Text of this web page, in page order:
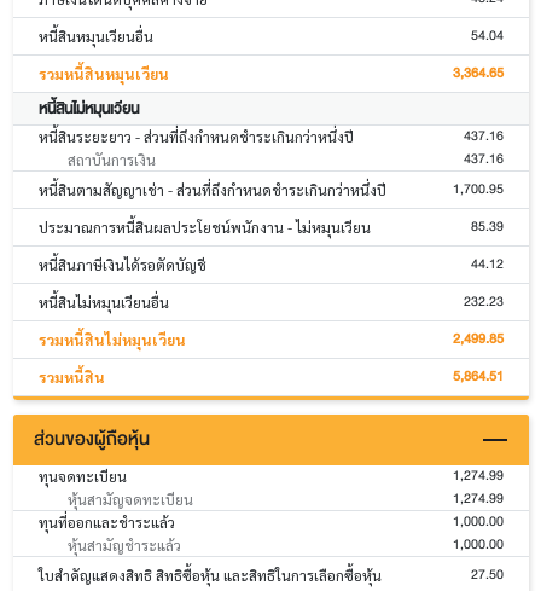
หนี้สินหมุนเวียนอื่น 54.04
รวมหนี้สินหมุนเวียน 3,364.65
หนี้สินไม่หมุนเวียน
หนี้สินระยะยาว - ส่วนที่ถึงกำหนดชำระเกินกว่าหนึ่งปี 437.16
สถาบันการเงิน 437.16
หนี้สินตามสัญญาเช่า - ส่วนที่ถึงกำหนดชำระเกินกว่าหนึ่งปี 1,700.95
ประมาณการหนี้สินผลประโยชน์พนักงาน - ไม่หมุนเวียน 85.39
หนี้สินภาษีเงินได้รอตัดบัญชี 44.12
หนี้สินไม่หมุนเวียนอื่น 232.23
รวมหนี้สินไม่หมุนเวียน 2,499.85
รวมหนี้สิน 5,864.51
ส่วนของผู้ถือหุ้น
ทุนจดทะเบียน 1,274.99
หุ้นสามัญจดทะเบียน 1,274.99
ทุนที่ออกและชำระแล้ว 1,000.00
หุ้นสามัญชำระแล้ว 1,000.00
ใบสำคัญแสดงสิทธิ สิทธิซื้อหุ้น และสิทธิในการเลือกซื้อหุ้น 27.50